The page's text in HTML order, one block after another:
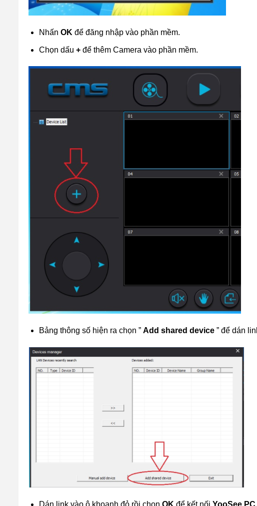
Nhấn OK để đăng nhập vào phần mềm.
Chọn dấu + để thêm Camera vào phần mềm.
Bảng thông số hiện ra chọn ” Add shared device ” để dán
Dán link vào ô khoanh đỏ rồi chọn OK để kết nối YooSee PC